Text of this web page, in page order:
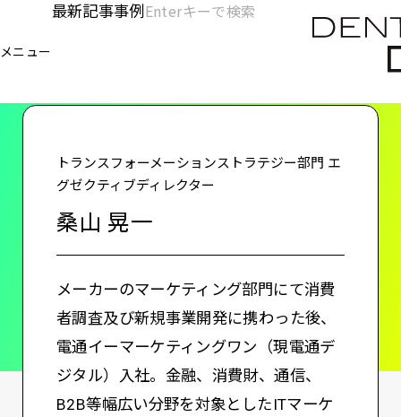
ン
ン
メニュー
[KC]
ー
-
メ
イ
ン
最新記事事例
検
索
桑山 晃一
トランスフォーメーションストラテジー部門 エ
グゼクティブディレクター
メーカーのマーケティング部門にて消費
者調査及び新規事業開発に携わった後、
電通イーマーケティングワン（現電通デ
ジタル）入社。金融、消費財、通信、
B2B等幅広い分野を対象としたITマーケ